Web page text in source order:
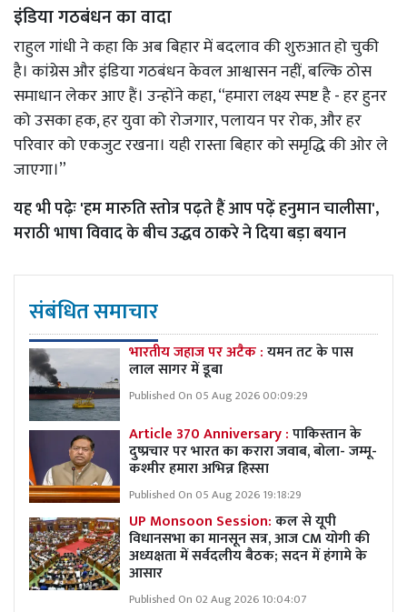
इंडिया गठबंधन का वादा
राहुल गांधी ने कहा कि अब बिहार में बदलाव की शुरुआत हो चुकी
है। कांग्रेस और इंडिया गठबंधन केवल आश्वासन नहीं, बल्कि ठोस
समाधान लेकर आए हैं। उन्होंने कहा, “हमारा लक्ष्य स्पष्ट है - हर हुनर
को उसका हक, हर युवा को रोजगार, पलायन पर रोक, और हर
परिवार को एकजुट रखना। यही रास्ता बिहार को समृद्धि की ओर ले
जाएगा।”
यह भी पढ़ेः'हम मारुति स्तोत्र पढ़ते हैं आप पढ़ें हनुमान चालीसा',
मराठी भाषा विवाद के बीच उद्धव ठाकरे ने दिया बड़ा बयान
संबंधित समाचार
भारतीय जहाज पर अटैक :यमन तट के पास
लाल सागर में डूबा
Published On 05 Aug 2026 00:09:29
Article 370 Anniversary :पाकिस्तान के
दुष्प्रचार पर भारत का करारा जवाब, बोला- जम्मू-
कश्मीर हमारा अभिन्न हिस्सा
Published On 05 Aug 2026 19:18:29
UP Monsoon Session:कल से यूपी
विधानसभा का मानसून सत्र, आज CM योगी की
अध्यक्षता में सर्वदलीय बैठक; सदन में हंगामे के
आसार
Published On 02 Aug 2026 10:04:07